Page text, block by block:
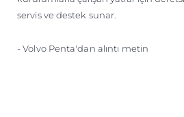
servis ve destek sunar.
- Volvo Penta'dan alıntı metin